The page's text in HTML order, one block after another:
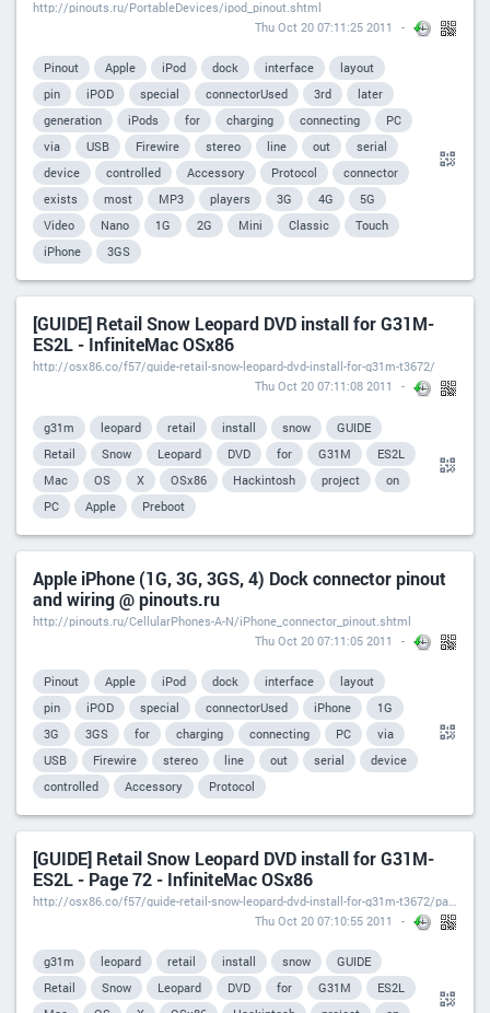
http://pinouts.ru/PortableDevices/ipod_pinout.shtml
Thu Oct 20 07:11:25 2011
Pinout Apple iPod dock interface
layout
pin
iPOD special connectorUsed 3rd
later
generation
iPods for charging connecting
PC
via
USB Firewire stereo line out
serial
device
controlled Accessory Protocol
connector
exists
most MP3 players 3G 4G
5G
Video
Nano 1G 2G Mini Classic
Touch
iPhone
3GS
[GUIDE] Retail Snow Leopard DVD install for G31M-
ES2L - InfiniteMac OSx86
http://osx86.co/f57/guide-retail-snow-leopard-dvd-install-for-g31m-t3672/
Thu Oct 20 07:11:08 2011
g31m leopard retail install snow
GUIDE
Retail
Snow Leopard DVD for G31M
ES2L
Mac
OS X OSx86 Hackintosh project
on
PC
Apple Preboot
Apple iPhone (1G, 3G, 3GS, 4) Dock connector pinout
and wiring @ pinouts.ru
http://pinouts.ru/CellularPhones-A-N/iPhone_connector_pinout.shtml
Thu Oct 20 07:11:05 2011
Pinout Apple iPod dock interface
layout
pin
iPOD special connectorUsed iPhone
1G
3G
3GS for charging connecting PC
via
USB
Firewire stereo line out serial
device
controlled
Accessory Protocol
[GUIDE] Retail Snow Leopard DVD install for G31M-
ES2L - Page 72 - InfiniteMac OSx86
Thu Oct 20 07:10:55 2011
g31m leopard retail install snow
GUIDE
Retail
Snow Leopard DVD for G31M
ES2L